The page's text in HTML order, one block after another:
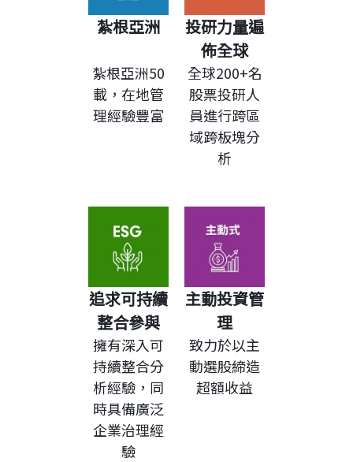
紮根亞洲
投研力量遍
佈全球
紮根亞洲50
載，在地管
理經驗豐富
全球200+名
股票投研人
員進行跨區
域跨板塊分
析
追求可持續
整合參與
主動投資管
理
擁有深入可
持續整合分
析經驗，同
時具備廣泛
企業治理經
驗
致力於以主
動選股締造
超額收益